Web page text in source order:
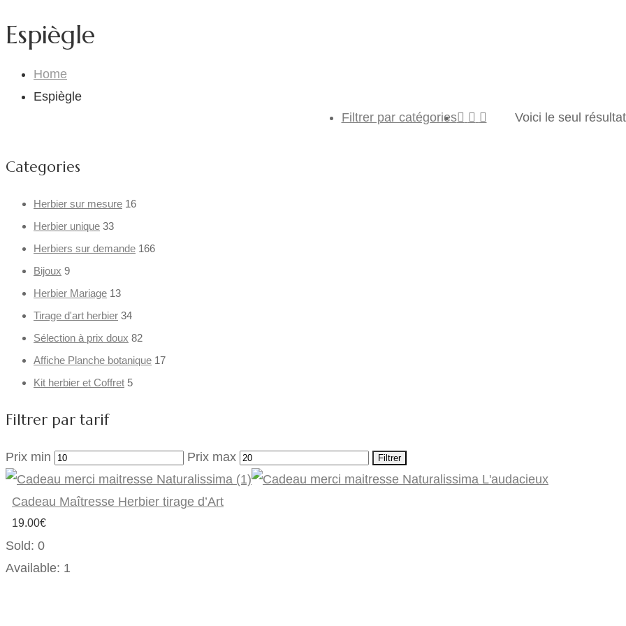
Espiègle
Home
Espiègle
Voici le seul résultat
Filtrer par catégories
Categories
Herbier sur mesure 16
Herbier unique 33
Herbiers sur demande 166
Bijoux 9
Herbier Mariage 13
Tirage d'art herbier 34
Sélection à prix doux 82
Affiche Planche botanique 17
Kit herbier et Coffret 5
Filtrer par tarif
Prix min Prix max Filtrer
Cadeau Maîtresse Herbier tirage d’Art
19.00€
Sold: 0
Available: 1